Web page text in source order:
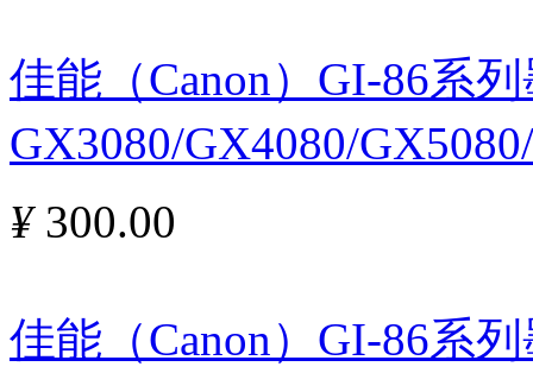
佳能（Canon）GI-86系
GX3080/GX4080/
¥300.00
佳能（Canon）GI-86系